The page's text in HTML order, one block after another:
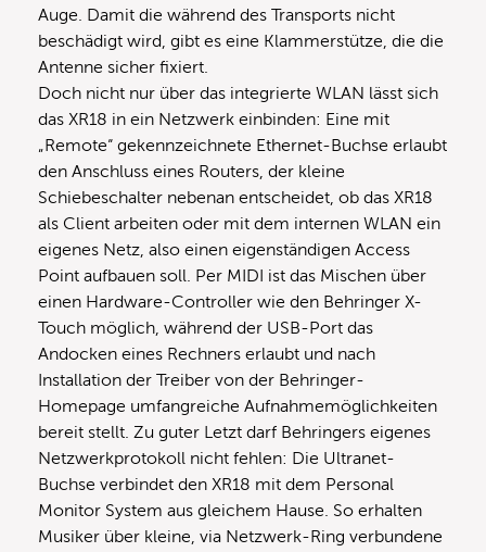
Auge. Damit die während des Transports nicht
beschädigt wird, gibt es eine Klammerstütze, die die
Antenne sicher fixiert.
Doch nicht nur über das integrierte WLAN lässt sich
das XR18 in ein Netzwerk einbinden: Eine mit
„Remote“ gekennzeichnete Ethernet-Buchse erlaubt
den Anschluss eines Routers, der kleine
Schiebeschalter nebenan entscheidet, ob das XR18
als Client arbeiten oder mit dem internen WLAN ein
eigenes Netz, also einen eigenständigen Access
Point aufbauen soll. Per MIDI ist das Mischen über
einen Hardware-Controller wie den Behringer X-
Touch möglich, während der USB-Port das
Andocken eines Rechners erlaubt und nach
Installation der Treiber von der Behringer-
Homepage umfangreiche Aufnahmemöglichkeiten
bereit stellt. Zu guter Letzt darf Behringers eigenes
Netzwerkprotokoll nicht fehlen: Die Ultranet-
Buchse verbindet den XR18 mit dem Personal
Monitor System aus gleichem Hause. So erhalten
Musiker über kleine, via Netzwerk-Ring verbundene